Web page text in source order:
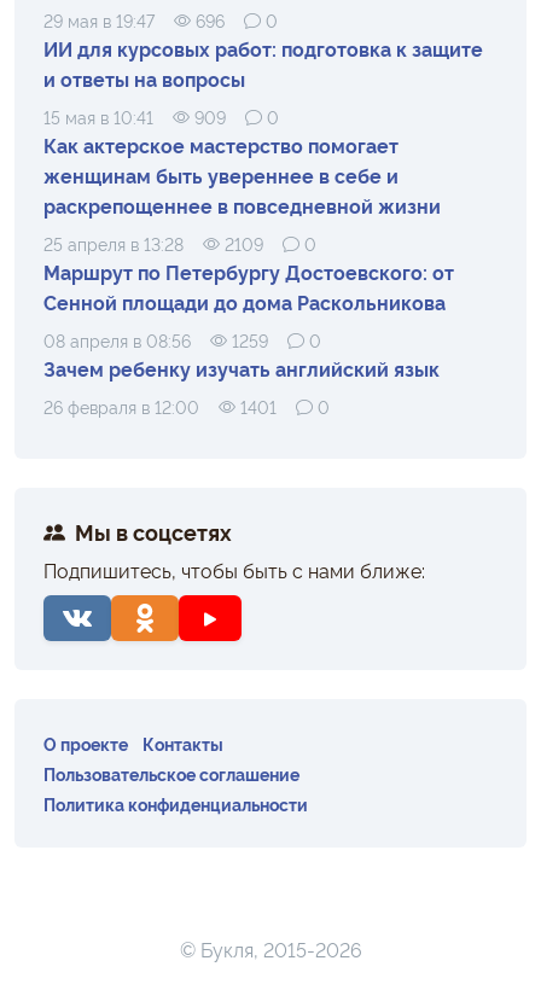
29 мая в 19:47 696 0
ИИ для курсовых работ: подготовка к защите
и ответы на вопросы
15 мая в 10:41 909 0
Как актерское мастерство помогает
женщинам быть увереннее в себе и
раскрепощеннее в повседневной жизни
25 апреля в 13:28 2109 0
Маршрут по Петербургу Достоевского: от
Сенной площади до дома Раскольникова
08 апреля в 08:56 1259 0
Зачем ребенку изучать английский язык
26 февраля в 12:00 1401 0
Мы в соцсетях
Подпишитесь, чтобы быть с нами ближе:
О проекте
Контакты
Пользовательское соглашение
Политика конфиденциальности
© Букля, 2015-2026